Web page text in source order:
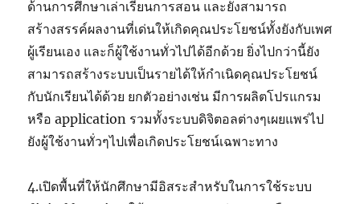
ด้านการศึกษาเล่าเรียนการสอน และยังสามารถ
สร้างสรรค์ผลงานที่เด่นให้เกิดคุณประโยชน์ทั้งยังกับเพศ
ผู้เรียนเอง และก็ผู้ใช้งานทั่วไปได้อีกด้วย ยิ่งไปกว่านี้ยัง
สามารถสร้างระบบเป็นรายได้ให้กำเนิดคุณประโยชน์
กับนักเรียนได้ด้วย ยกตัวอย่างเช่น มีการผลิตโปรแกรม
หรือ application รวมทั้งระบบดิจิตอลต่างๆเผยแพร่ไป
ยังผู้ใช้งานทั่วๆไปเพื่อเกิดประโยชน์เฉพาะทาง
4.เปิดพื้นที่ให้นักศึกษามีอิสระสำหรับในการใช้ระบบ